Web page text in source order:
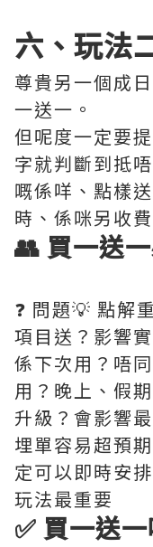
六、玩法
尊貴另一個成
一送一。
但呢度一定要
字就判斷到抵
嘅係咩、點樣
時、係咪另收費
👥 買一送
❓ 問題💡 點解
項目送？影響
係下次用？唔
用？晚上、假
升級？會影響
埋單容易超預
定可以即時安
玩法最重要
✅ 買一送